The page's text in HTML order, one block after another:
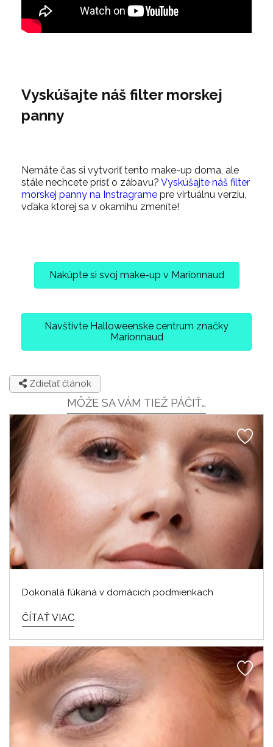
Vyskúšajte náš filter morskej
panny
Nemáte čas si vytvoriť tento make-up doma, ale
stále nechcete prísť o zábavu? Vyskúšajte náš filter
morskej panny na Instragrame pre virtuálnu verziu,
vďaka ktorej sa v okamihu zmeníte!
Nakúpte si svoj make-up v Marionnaud
Navštívte Halloweenske centrum značky
Marionnaud
Zdieľať článok
MÔŽE SA VÁM TIEŽ PÁČIŤ…
Dokonalá fúkaná v domácich podmienkach
ČÍTAŤ VIAC